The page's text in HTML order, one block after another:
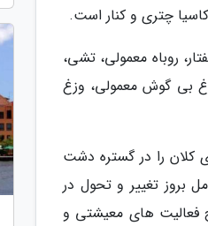
چتری و کنار است.
روباه معمولی، تشی،
بی گوش معمولی، وزغ
کلان را در گستره دشت
بروز تغییر و تحول در
فعالیت های معیشتی و